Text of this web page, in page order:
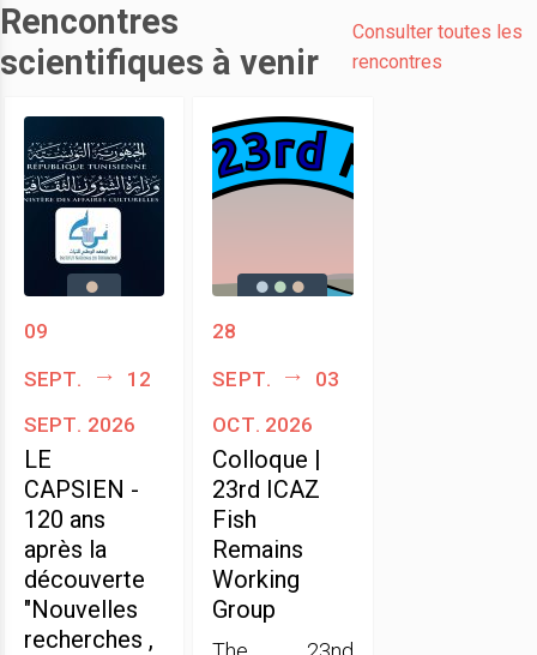
Rencontres
scientifiques à venir
Consulter toutes les
rencontres
09
sept.
12
sept. 2026
LE
CAPSIEN -
120 ans
après la
découverte
"Nouvelles
recherches ,
28
sept.
03
oct. 2026
Colloque |
23rd ICAZ
Fish
Remains
Working
Group